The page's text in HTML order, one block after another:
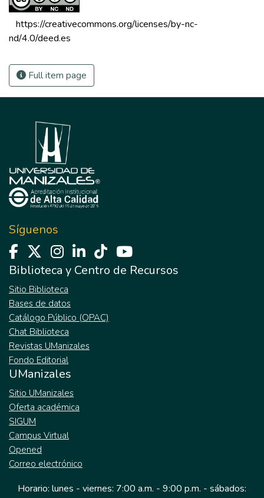
https://creativecommons.org/licenses/by-nc-
nd/4.0/deed.es
Full item page
Síguenos
Biblioteca y Centro de Recursos
Sitio Biblioteca
Bases de datos
Catálogo Público (OPAC)
Chat Biblioteca
Revistas UManizales
Fondo Editorial
UManizales
Sitio UManizales
Oferta académica
SIGUM
Campus Virtual
Opened
Correo electrónico
Horario: lunes - viernes: 7:00 a.m. - 9:00 p.m. - sábados: